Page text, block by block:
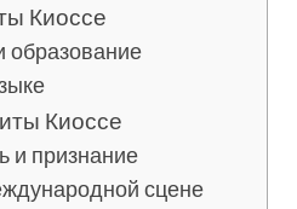
Киоссе
образование
Киоссе
и признание
сцене